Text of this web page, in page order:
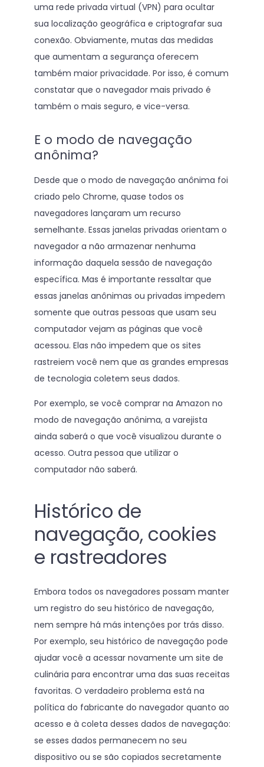
uma rede privada virtual (VPN) para ocultar
sua localização geográfica e criptografar sua
conexão. Obviamente, mutas das medidas
que aumentam a segurança oferecem
também maior privacidade. Por isso, é comum
constatar que o navegador mais privado é
também o mais seguro, e vice-versa.
E o modo de navegação
anônima?
Desde que o modo de navegação anônima foi
criado pelo Chrome, quase todos os
navegadores lançaram um recurso
semelhante. Essas janelas privadas orientam o
navegador a não armazenar nenhuma
informação daquela sessão de navegação
específica. Mas é importante ressaltar que
essas janelas anônimas ou privadas impedem
somente que outras pessoas que usam seu
computador vejam as páginas que você
acessou. Elas não impedem que os sites
rastreiem você nem que as grandes empresas
de tecnologia coletem seus dados.
Por exemplo, se você comprar na Amazon no
modo de navegação anônima, a varejista
ainda saberá o que você visualizou durante o
acesso. Outra pessoa que utilizar o
computador não saberá.
Histórico de
navegação, cookies
e rastreadores
Embora todos os navegadores possam manter
um registro do seu histórico de navegação,
nem sempre há más intenções por trás disso.
Por exemplo, seu histórico de navegação pode
ajudar você a acessar novamente um site de
culinária para encontrar uma das suas receitas
favoritas. O verdadeiro problema está na
política do fabricante do navegador quanto ao
acesso e à coleta desses dados de navegação:
se esses dados permanecem no seu
dispositivo ou se são copiados secretamente